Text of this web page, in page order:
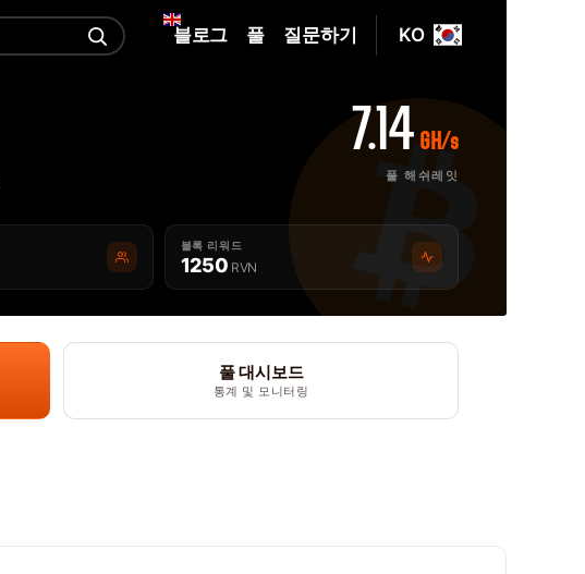
KO
블로그 풀 질문하기
7.14 GH/s
풀 해쉬레잇
블록 리워드
1250 RVN
풀 대시보드
통계 및 모니터링